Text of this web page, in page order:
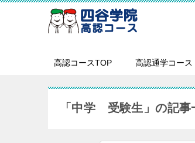
高認コースTOP 高認通学コース
「中学 受験生」の記事